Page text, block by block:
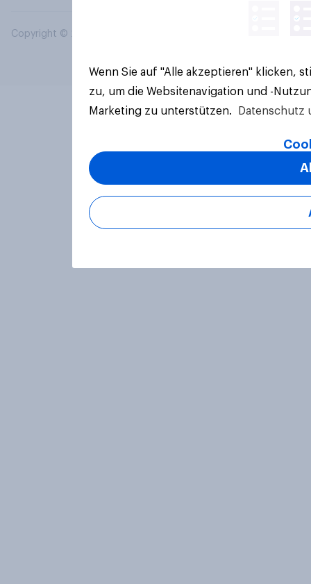
Copyright © 2026 YouGov PLC. Alle Rechte vorbehalten.
Wenn Sie auf "Alle akzeptieren" klicken,
zu, um die Websitenavigation und -
Marketing zu unterstützen.
Datenschutz